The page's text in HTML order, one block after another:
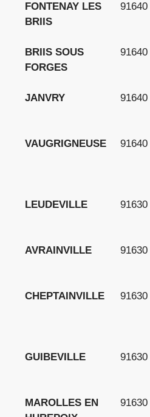
FONTENAY LES
BRIIS
91640
BRIIS SOUS
FORGES
91640
JANVRY
91640
VAUGRIGNEUSE
91640
LEUDEVILLE
91630
AVRAINVILLE
91630
CHEPTAINVILLE
91630
GUIBEVILLE
91630
MAROLLES EN
91630